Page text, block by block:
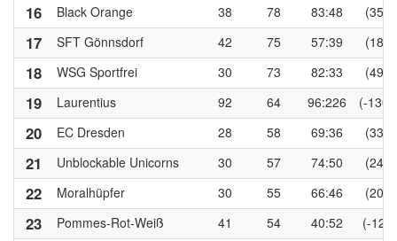
16 Black Orange 38 78 83:48 (35)
17 SFT Gönnsdorf 42 75 57:39 (18)
18 WSG Sportfrei 30 73 82:33 (49)
19 Laurentius 92 64 96:226 (-130)
20 EC Dresden 28 58 69:36 (33)
21 Unblockable Unicorns 30 57 74:50 (24)
22 Moralhüpfer 30 55 66:46 (20)
23 Pommes-Rot-Weiß 41 54 40:52 (-12)